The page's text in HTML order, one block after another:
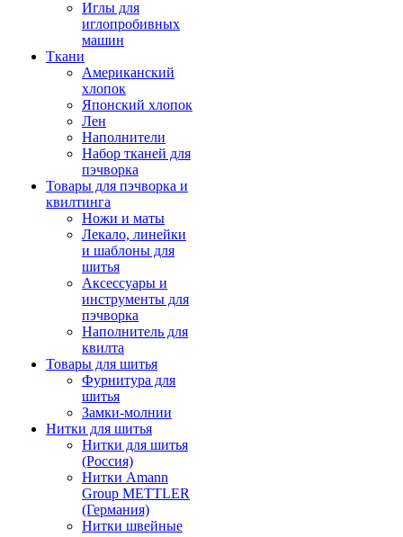
Иглы для
иглопробивных
машин
Ткани
Американский
хлопок
Японский хлопок
Лен
Наполнители
Набор тканей для
пэчворка
Товары для пэчворка и
квилтинга
Ножи и маты
Лекало, линейки
и шаблоны для
шитья
Аксессуары и
инструменты для
пэчворка
Наполнитель для
квилта
Товары для шитья
Фурнитура для
шитья
Замки-молнии
Нитки для шитья
Нитки для шитья
(Россия)
Нитки Amann
Group METTLER
(Германия)
Нитки швейные